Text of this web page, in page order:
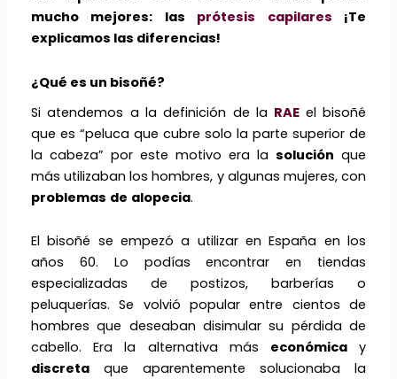
mucho mejores: las prótesis capilares ¡Te
explicamos las diferencias!
¿Qué es un bisoñé?
Si atendemos a la definición de la RAE el bisoñé
que es “peluca que cubre solo la parte superior de
la cabeza” por este motivo era la solución que
más utilizaban los hombres, y algunas mujeres, con
problemas de alopecia.
El bisoñé se empezó a utilizar en España en los
años 60. Lo podías encontrar en tiendas
especializadas de postizos, barberías o
peluquerías. Se volvió popular entre cientos de
hombres que deseaban disimular su pérdida de
cabello. Era la alternativa más económicay
discreta que aparentemente solucionaba la